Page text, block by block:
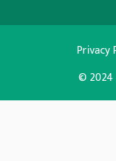
Privacy
© 2024